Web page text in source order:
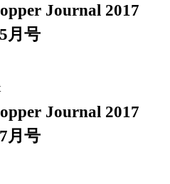
Journal 2017
月号
Journal 2017
月号